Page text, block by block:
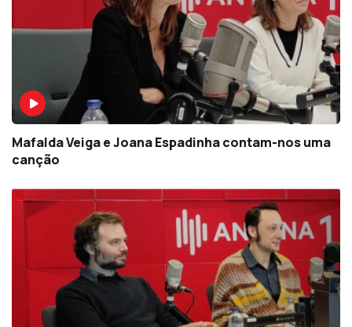
Mafalda Veiga e Joana Espadinha contam-nos uma
canção